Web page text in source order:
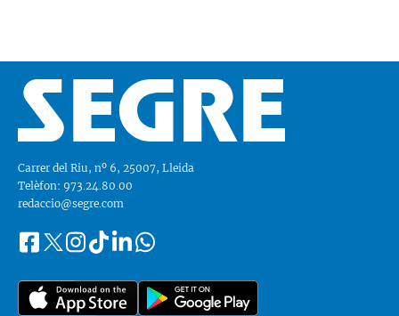
Carrer del Riu, nº 6, 25007, Lleida
Telèfon: 973.24.80.00
redaccio@segre.com
Segueix-
a::
FacebookInstagram
TiktokLinkedinWhatsapp